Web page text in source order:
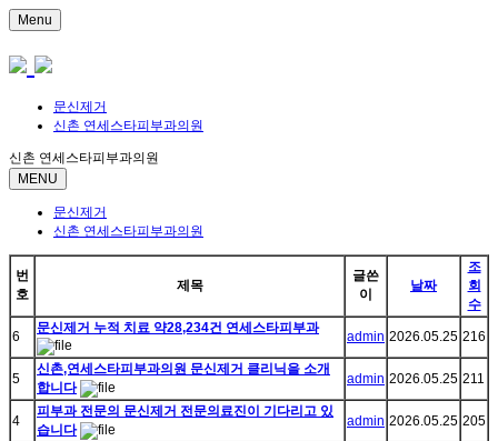
Menu
문신제거
신촌 연세스타피부과의원
신촌 연세스타피부과의원
MENU
문신제거
신촌 연세스타피부과의원
번
호
제목
글쓴
이
날짜
조
회
수
6
문신제거 누적 치료 약28,234건 연세스타피부과
admin 2026.05.25 216
5
신촌,연세스타피부과의원 문신제거 클리닉을 소개
합니다
admin 2026.05.25 211
4
피부과 전문의 문신제거 전문의료진이 기다리고 있
습니다
admin 2026.05.25 205